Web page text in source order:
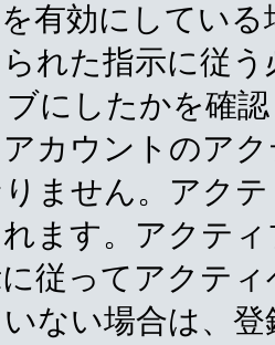
有効にしてい
れた指示に従
ブにしたかを確
カウントのア
りません。アク
ます。アクテ
従ってアクテ
ない場合は、